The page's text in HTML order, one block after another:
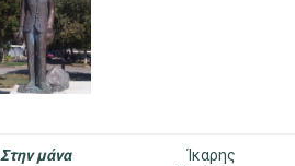
Στην μάνα
Ίκαρης